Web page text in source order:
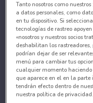
Tanto nosotros como nuestros
a datos personales, como
en tu dispositivo. Si
tecnologías de rastreo
«nosotros y nuestros socios
deshabilitan los
podrían dejar de ser
menú para cambiar tus
cualquier momento haciendo
que aparece en el en la
tendrán efecto dentro de
nuestra política de